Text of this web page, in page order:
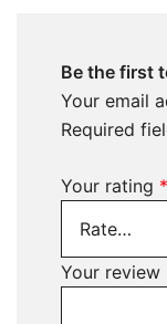
Be the first
Your email
Required
Your rating *
Your review